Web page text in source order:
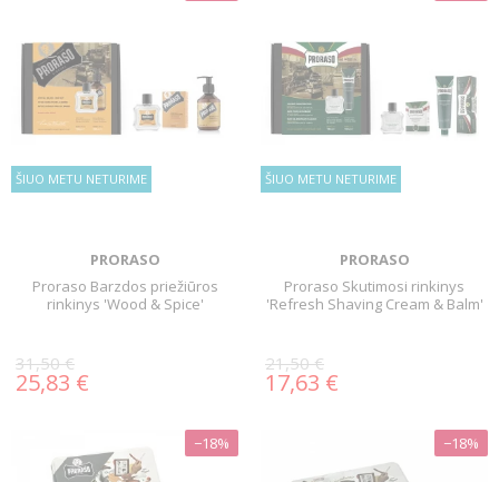
ŠIUO METU NETURIME
PRORASO
Proraso Barzdos priežiūros
rinkinys 'Wood & Spice'
31,50 €
25,83 €
ŠIUO METU NETURIME
PRORASO
Proraso Skutimosi rinkinys
'Refresh Shaving Cream & Balm'
21,50 €
17,63 €
−18% −18%